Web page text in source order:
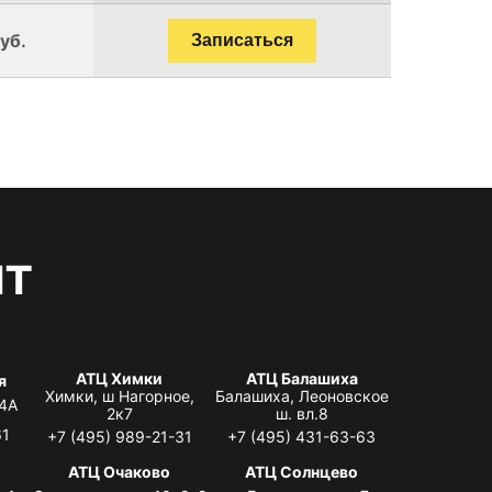
Записаться
АТЦ Химки
Химки, ш Нагорное,
2к7
+7 (495) 989-21-31
АТЦ Балашиха
Балашиха, Леоновское
ш. вл.8
+7 (495) 431-63-63
АТЦ Очаково
АТЦ Солнцево